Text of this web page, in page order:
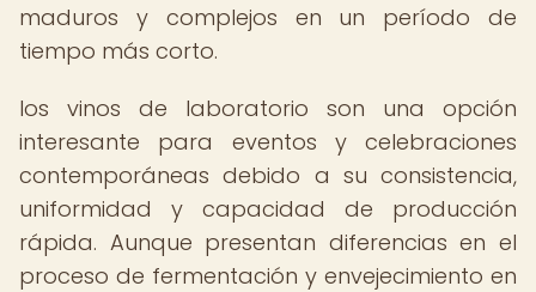
maduros y complejos en un período de
tiempo más corto.
los vinos de laboratorio son una opción
interesante para eventos y celebraciones
contemporáneas debido a su consistencia,
uniformidad y capacidad de producción
rápida. Aunque presentan diferencias en el
proceso de fermentación y envejecimiento en